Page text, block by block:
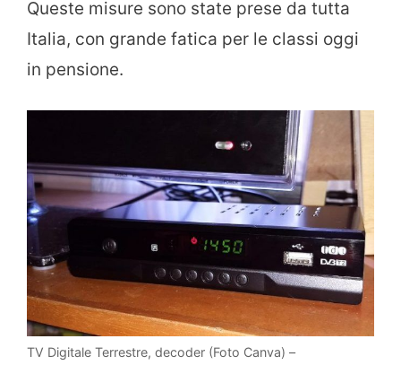
Queste misure sono state prese da tutta
Italia, con grande fatica per le classi oggi
in pensione.
TV Digitale Terrestre, decoder (Foto Canva) –